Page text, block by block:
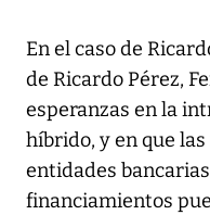
En el caso de
de Ricardo Pérez,
esperanzas en la
híbrido, y en que
entidades
financiamientos